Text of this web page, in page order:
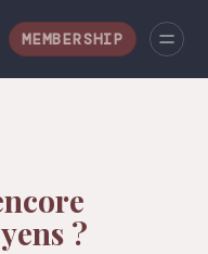
MEMBERSHIP
?